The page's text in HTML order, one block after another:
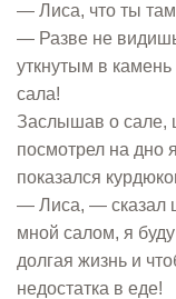
— Лиса, что ты
— Разве не
уткнутым в
сала!
Заслышав о сале,
посмотрел на дно
показался
— Лиса, — сказал
мной салом, я
долгая жизнь и
недостатка в еде!